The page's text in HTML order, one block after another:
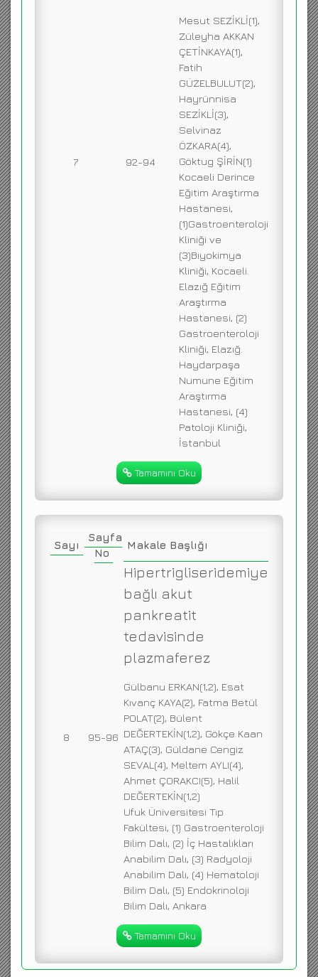
7 92-94
Mesut SEZİKLİ(1),
Züleyha AKKAN
ÇETİNKAYA(1),
Fatih
GÜZELBULUT(2),
Hayrünnisa
SEZİKLİ(3),
Selvinaz
ÖZKARA(4),
Göktug ŞİRİN(1)
Kocaeli Derince
Eğitim Araştırma
Hastanesi,
(1)Gastroenteroloji
Kliniği ve
(3)Biyokimya
Kliniği, Kocaeli.
Elazığ Eğitim
Araştırma
Hastanesi, (2)
Gastroenteroloji
Kliniği, Elazığ.
Haydarpaşa
Numune Eğitim
Araştırma
Hastanesi, (4)
Patoloji Kliniği,
İstanbul
Tamamını Oku
Sayı
Sayfa
No
Makale Başlığı
8 95-96
Hipertrigliseridemiye
bağlı akut
pankreatit
tedavisinde
plazmaferez
Gülbanu ERKAN(1,2), Esat
Kıvanç KAYA(2), Fatma Betül
POLAT(2), Bülent
DEĞERTEKİN(1,2), Gökçe Kaan
ATAÇ(3), Güldane Cengiz
SEVAL(4), Meltem AYLI(4),
Ahmet ÇORAKCI(5), Halil
DEĞERTEKİN(1,2)
Ufuk Üniversitesi Tıp
Fakültesi, (1) Gastroenteroloji
Bilim Dalı, (2) İç Hastalıkları
Anabilim Dalı, (3) Radyoloji
Anabilim Dalı, (4) Hematoloji
Bilim Dalı, (5) Endokrinoloji
Bilim Dalı, Ankara
Tamamını Oku